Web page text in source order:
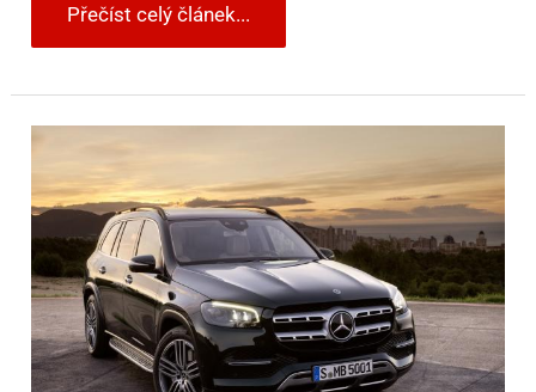
Přečíst celý článek...
za
4.
týden
2023:
Auta,
side-
by-
side,
ale
i
pneumatiky